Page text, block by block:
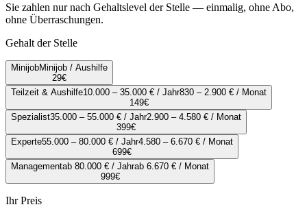
Sie zahlen nur nach Gehaltslevel der Stelle — einmalig, ohne Abo,
ohne Überraschungen.
Gehalt der Stelle
MinijobMinijob / Aushilfe
29€
Teilzeit & Aushilfe10.000 – 35.000 € / Jahr830 – 2.900 € / Monat
149€
Spezialist35.000 – 55.000 € / Jahr2.900 – 4.580 € / Monat
399€
Experte55.000 – 80.000 € / Jahr4.580 – 6.670 € / Monat
699€
Managementab 80.000 € / Jahrab 6.670 € / Monat
999€
Ihr Preis